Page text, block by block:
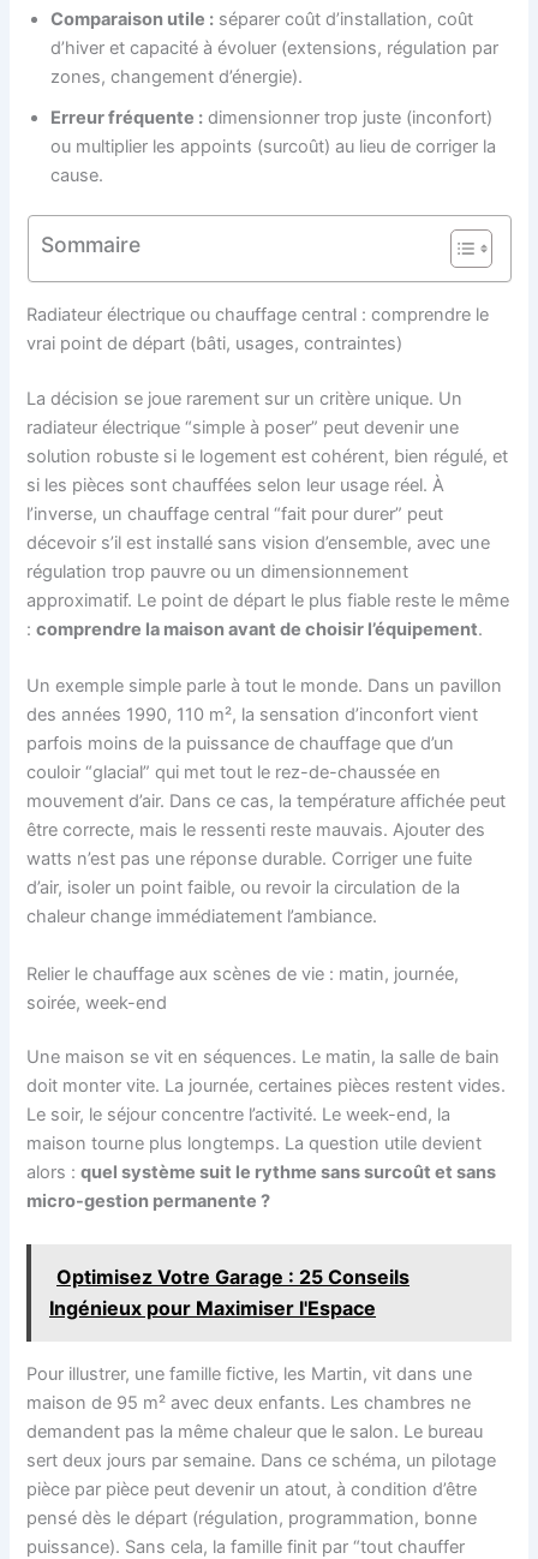
Comparaison utile : séparer coût d’installation, coût
d’hiver et capacité à évoluer (extensions, régulation par
zones, changement d’énergie).
Erreur fréquente : dimensionner trop juste (inconfort)
ou multiplier les appoints (surcoût) au lieu de corriger la
cause.
Sommaire
Radiateur électrique ou chauffage central : comprendre le
vrai point de départ (bâti, usages, contraintes)
La décision se joue rarement sur un critère unique. Un
radiateur électrique “simple à poser” peut devenir une
solution robuste si le logement est cohérent, bien régulé, et
si les pièces sont chauffées selon leur usage réel. À
l’inverse, un chauffage central “fait pour durer” peut
décevoir s’il est installé sans vision d’ensemble, avec une
régulation trop pauvre ou un dimensionnement
approximatif. Le point de départ le plus fiable reste le même
:comprendre la maison avant de choisir l’équipement.
Un exemple simple parle à tout le monde. Dans un pavillon
des années 1990, 110 m², la sensation d’inconfort vient
parfois moins de la puissance de chauffage que d’un
couloir “glacial” qui met tout le rez-de-chaussée en
mouvement d’air. Dans ce cas, la température affichée peut
être correcte, mais le ressenti reste mauvais. Ajouter des
watts n’est pas une réponse durable. Corriger une fuite
d’air, isoler un point faible, ou revoir la circulation de la
chaleur change immédiatement l’ambiance.
Relier le chauffage aux scènes de vie : matin, journée,
soirée, week-end
Une maison se vit en séquences. Le matin, la salle de bain
doit monter vite. La journée, certaines pièces restent vides.
Le soir, le séjour concentre l’activité. Le week-end, la
maison tourne plus longtemps. La question utile devient
alors :quel système suit le rythme sans surcoût et sans
micro-gestion permanente ?
Optimisez Votre Garage : 25 Conseils
Ingénieux pour Maximiser l'Espace
Pour illustrer, une famille fictive, les Martin, vit dans une
maison de 95 m² avec deux enfants. Les chambres ne
demandent pas la même chaleur que le salon. Le bureau
sert deux jours par semaine. Dans ce schéma, un pilotage
pièce par pièce peut devenir un atout, à condition d’être
pensé dès le départ (régulation, programmation, bonne
puissance). Sans cela, la famille finit par “tout chauffer